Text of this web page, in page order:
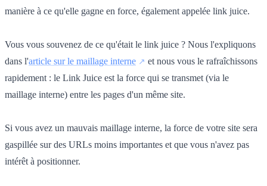
manière à ce qu'elle gagne en force, également appelée link juice.
Vous vous souvenez de ce qu'était le link juice ? Nous l'expliquons
dans l'article sur le maillage interne
et nous vous le rafraîchissons
rapidement : le Link Juice est la force qui se transmet (via le
maillage interne) entre les pages d'un même site.
Si vous avez un mauvais maillage interne, la force de votre site sera
gaspillée sur des URLs moins importantes et que vous n'avez pas
intérêt à positionner.